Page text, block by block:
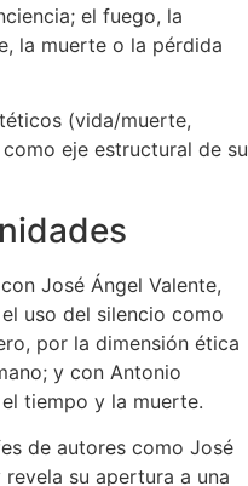
el fuego, la
la muerte o la pérdida
(vida/muerte,
eje estructural de su
José Ángel Valente,
uso del silencio como
por la dimensión ética
y con Antonio
tiempo y la muerte.
de autores como José
su apertura a una